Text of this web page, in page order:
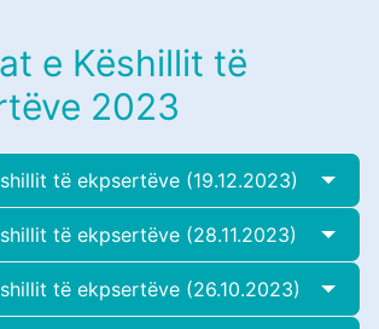
e Këshillit të
2023
të ekpsertëve (19.12.2023)
të ekpsertëve (28.11.2023)
të ekpsertëve (26.10.2023)